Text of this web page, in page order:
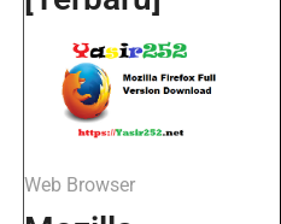
Web Browser